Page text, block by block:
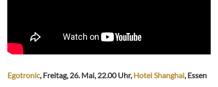
Egotronic, Freitag, 26. Mai, 22.00 Uhr,Hotel Shanghai, Essen